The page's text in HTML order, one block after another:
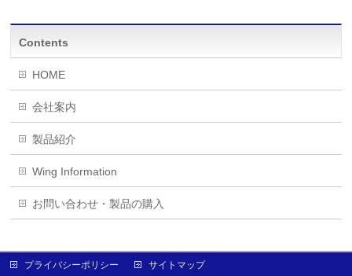
Contents
HOME
会社案内
製品紹介
Wing Information
お問い合わせ・製品の購入
プライバシーポリシー サイトマップ